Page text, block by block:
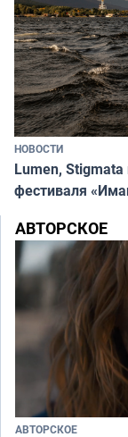
НОВОСТИ
Lumen,
фестиваля
АВТОРСКОЕ
АВТОРСКОЕ